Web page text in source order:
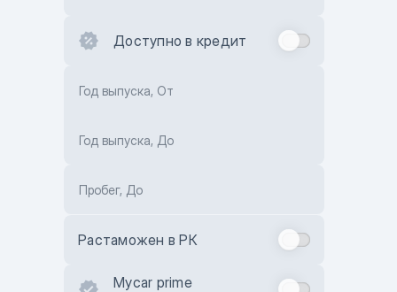
Доступно в кредит
Год выпуска, От
Год выпуска, До
Пробег, До
Растаможен в РК
Mycar prime